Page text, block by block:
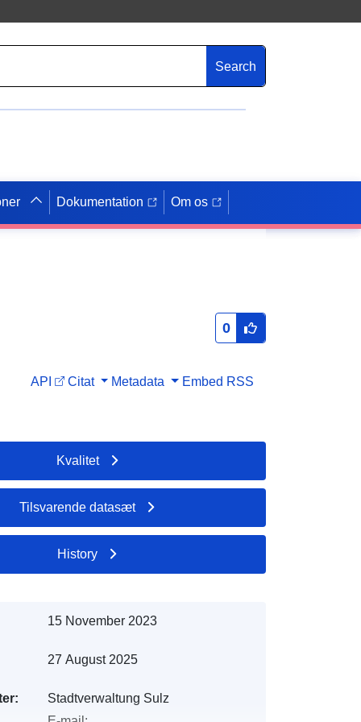
Search
Dokumentation Om os
0
API Citat Metadata Embed RSS
Kvalitet
Tilsvarende datasæt
History
15 November 2023
27 August 2025
Stadtverwaltung Sulz